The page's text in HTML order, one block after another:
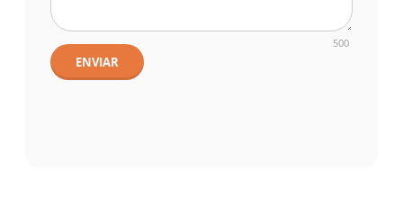
500
ENVIAR